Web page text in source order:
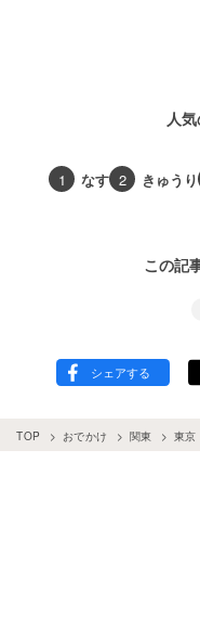
人
1 なす 2 きゅうり
この記
TOP おでかけ 関東 東京